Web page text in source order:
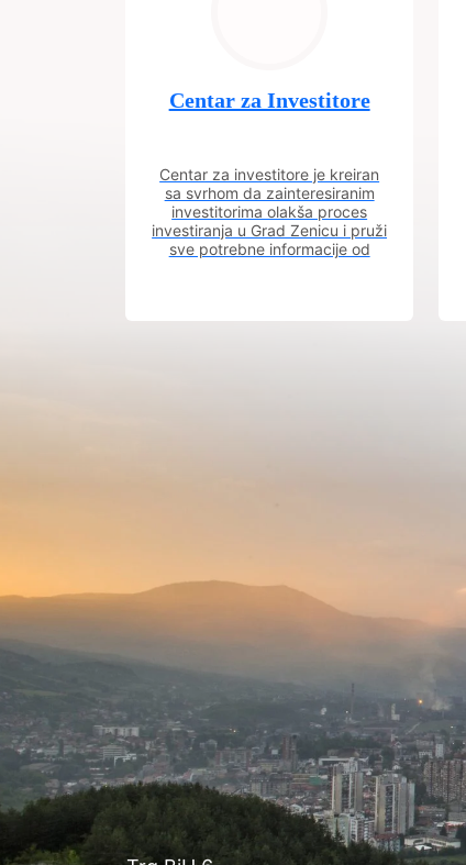
Centar za Investitore
Centar za investitore je kreiran
sa svrhom da zainteresiranim
investitorima olakša proces
investiranja u Grad Zenicu i pruži
sve potrebne informacije od